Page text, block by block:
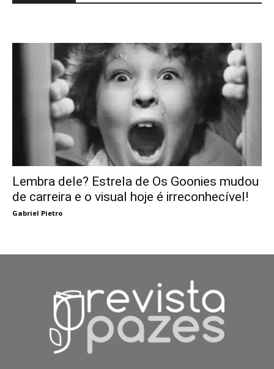
Lembra dele? Estrela de Os Goonies mudou
de carreira e o visual hoje é irreconhecível!
Gabriel Pietro